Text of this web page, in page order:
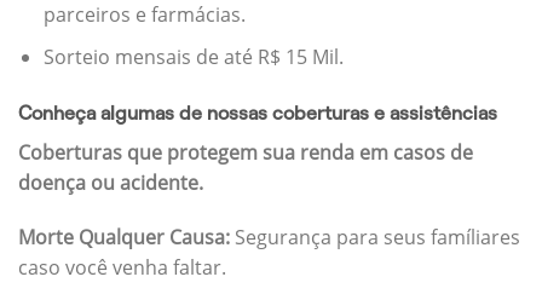
parceiros e farmácias.
Sorteio mensais de até R$ 15 Mil.
Conheça algumas de nossas coberturas e assistências
Coberturas que protegem sua renda em casos de
doença ou acidente.
Morte Qualquer Causa: Segurança para seus famíliares
caso você venha faltar.